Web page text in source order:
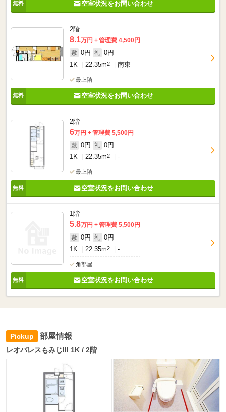
空室状況をお問い合わせ
2階
8.1万円
管理費 4,500円
敷 0円 礼 0円
1K
22.35m2 南東
最上階
空室状況をお問い合わせ
2階
6万円
管理費 5,500円
敷 0円 礼 0円
1K
22.35m2 -
最上階
空室状況をお問い合わせ
1階
5.8万円
管理費 5,500円
敷 0円 礼 0円
1K
22.35m2 -
角部屋
空室状況をお問い合わせ
部屋情報
レオパレスもみじIII 1K / 2階